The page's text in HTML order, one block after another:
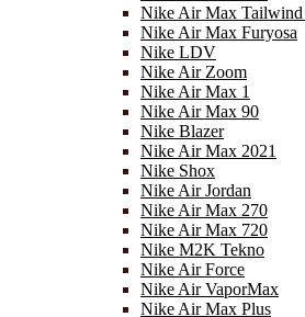
Nike Air Max
Nike Air Max Furyosa
Nike LDV
Nike Air Zoom
Nike Air Max 1
Nike Air Max 90
Nike Blazer
Nike Air Max 2021
Nike Shox
Nike Air Jordan
Nike Air Max 270
Nike Air Max 720
Nike M2K Tekno
Nike Air Force
Nike Air VaporMax
Nike Air Max Plus